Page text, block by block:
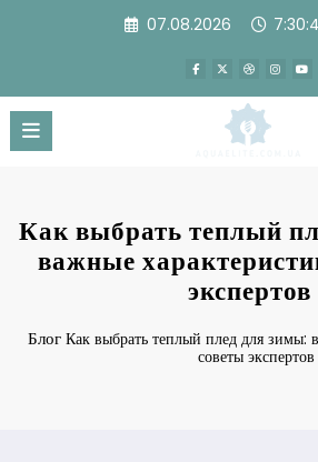
07.08.2026
Как выбрать теплый
важные
экспертов
Блог Как выбрать теплый плед для зимы:
советы экспертов